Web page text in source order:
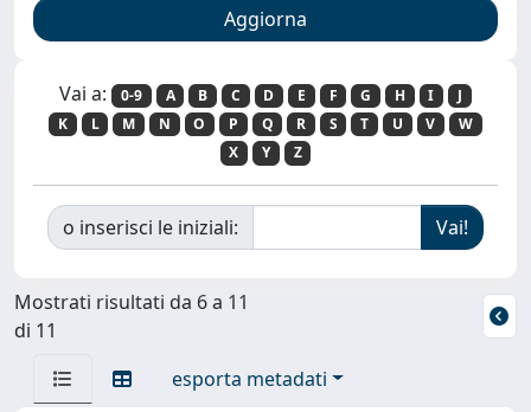
Vai a: 0-9 A B C D E F G H I
J
K
L M N O P Q R S T U V
W
X
Y Z
o inserisci le iniziali:
Mostrati risultati da 6 a 11
di 11
esporta metadati